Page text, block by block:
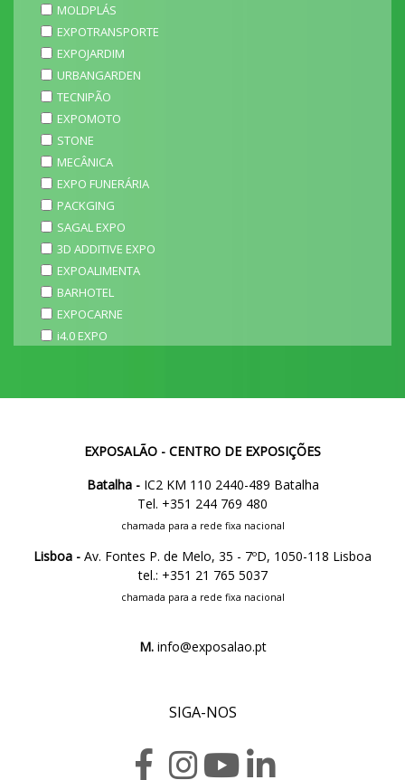
MOLDPLÁS
EXPOTRANSPORTE
EXPOJARDIM
URBANGARDEN
TECNIPÃO
EXPOMOTO
STONE
MECÂNICA
EXPO FUNERÁRIA
PACKGING
SAGAL EXPO
3D ADDITIVE EXPO
EXPOALIMENTA
BARHOTEL
EXPOCARNE
i4.0 EXPO
EXPOSALÃO - CENTRO DE EXPOSIÇÕES
Batalha -IC2 KM 110 2440-489 Batalha
Tel. +351 244 769 480
chamada para a rede fixa nacional
Lisboa - Av. Fontes P. de Melo, 35 - 7ºD, 1050-118 Lisboa
tel.: +351 21 765 5037
chamada para a rede fixa nacional
M.info@exposalao.pt
SIGA-NOS